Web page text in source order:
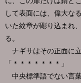
して表面には、偉大な
いた紋章が彫り込まれ
る。
ナギサはその正面に
「＊＊＊＊＊＊＊」
中央標準語でない言